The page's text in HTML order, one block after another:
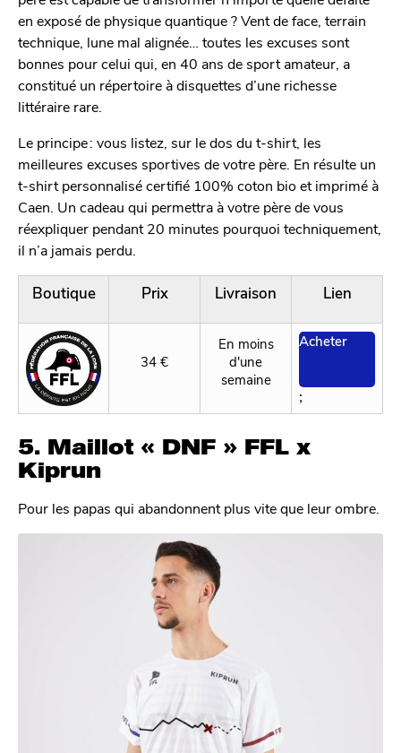
en exposé de physique quantique ? Vent de face, terrain
technique, lune mal alignée… toutes les excuses sont
bonnes pour celui qui, en 40 ans de sport amateur, a
constitué un répertoire à disquettes d’une richesse
littéraire rare.
Le principe : vous listez, sur le dos du t-shirt, les
meilleures excuses sportives de votre père. En résulte un
t-shirt personnalisé certifié 100% coton bio et imprimé à
Caen. Un cadeau qui permettra à votre père de vous
réexpliquer pendant 20 minutes pourquoi techniquement,
il n’a jamais perdu.
Boutique Prix Livraison Lien
34 €
En moins
d'une
semaine
Acheter
;
5. Maillot « DNF » FFL x
Kiprun
Pour les papas qui abandonnent plus vite que leur ombre.